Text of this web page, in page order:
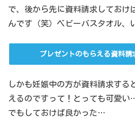
で、後から先に資料請求しておけ
んです（笑）ベビーバスタオル、
プレゼントのもらえる資料請
しかも妊娠中の方が資料請求する
えるのですって！とっても可愛
でもしておけば良かった…